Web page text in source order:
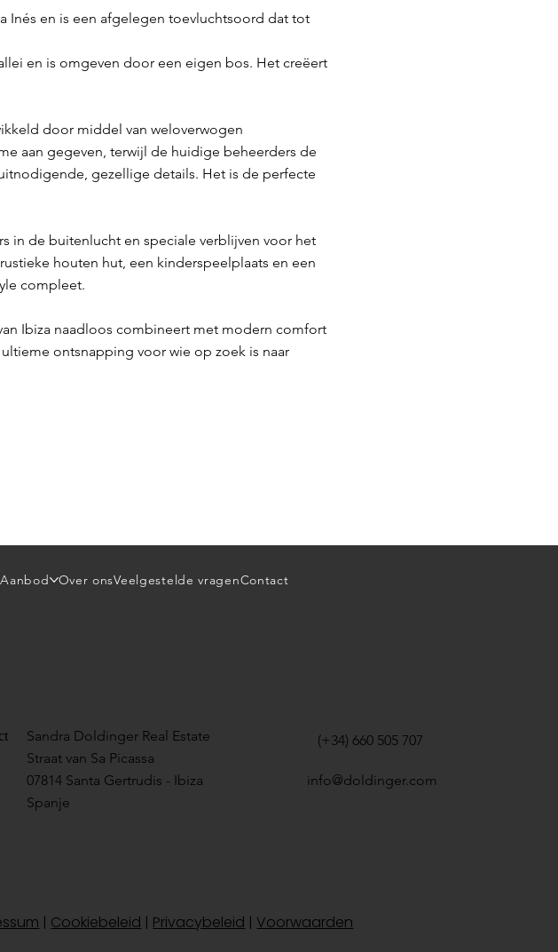
Inés en is een afgelegen toevluchtsoord dat tot
en is omgeven door een eigen bos. Het creëert
door middel van weloverwogen
aan gegeven, terwijl de huidige beheerders de
gezellige details. Het is de perfecte
in de buitenlucht en speciale verblijven voor het
houten hut, een kinderspeelplaats en een
compleet.
Ibiza naadloos combineert met modern comfort
ontsnapping voor wie op zoek is naar
Aanbod Over onsVeelgestelde vragenContact
Sandra Doldinger Real Estate
Straat van Sa Picassa
07814 Santa Gertrudis - Ibiza
Spanje
(+34) 660 505 707
info@doldinger.com
| Cookiebeleid | Privacybeleid | Voorwaarden